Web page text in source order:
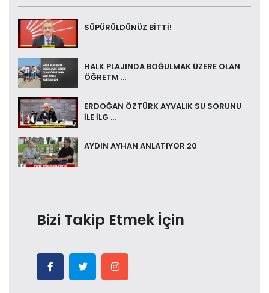
SÜPÜRÜLDÜNÜZ BİTTİ!
HALK PLAJINDA BOĞULMAK ÜZERE OLAN
ÖĞRETM ...
ERDOĞAN ÖZTÜRK AYVALIK SU SORUNU
İLE İLG ...
AYDIN AYHAN ANLATIYOR 20
Bizi Takip Etmek İçin